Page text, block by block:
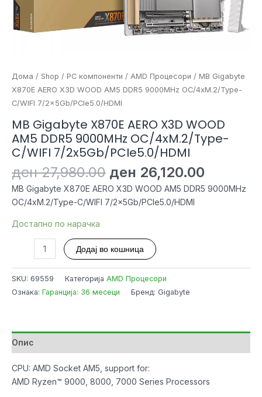
Дома / Shop / PC компоненти / AMD Процесори / MB Gigabyte
X870E AERO X3D WOOD AM5 DDR5 9000MHz OC/4xM.2/Type-
C/WIFI 7/2x5Gb/PCIe5.0/HDMI
MB Gigabyte X870E AERO X3D WOOD
AM5 DDR5 9000MHz OC/4xM.2/Type-
C/WIFI 7/2x5Gb/PCIe5.0/HDMI
ден27,980.00 Original
price
was:
ден 27,980.00.
ден 26,120.00
price
MB Gigabyte X870E AERO X3D WOOD AM5 DDR5 9000MHz
OC/4xM.2/Type-C/WIFI 7/2x5Gb/PCIe5.0/HDMI
Достапно по нарачка
Gigabyte
X870E
DDR5
9000MHz
OC/4xM.2/Type-
C/WIFI
Додај во кошница
SKU: 69559 Категорија AMD Процесори
Ознака: Гаранција: 36 месеци Бренд: Gigabyte
Опис
CPU: AMD Socket AM5, support for:
AMD Ryzen™ 9000, 8000, 7000 Series Processors